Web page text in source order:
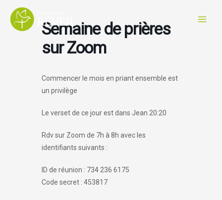
contenu
Semaine de prières
sur Zoom
Commencer le mois en priant ensemble est
un privilège
Le verset de ce jour est dans Jean 20:20
Rdv sur Zoom de 7h à 8h avec les
identifiants suivants :
ID de réunion : 734 236 6175
Code secret : 453817